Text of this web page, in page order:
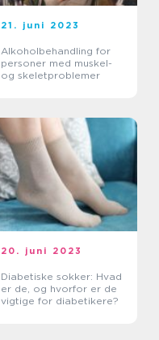
21. juni 2023
Alkoholbehandling for
personer med muskel-
og skeletproblemer
20. juni 2023
Diabetiske sokker: Hvad
er de, og hvorfor er de
vigtige for diabetikere?